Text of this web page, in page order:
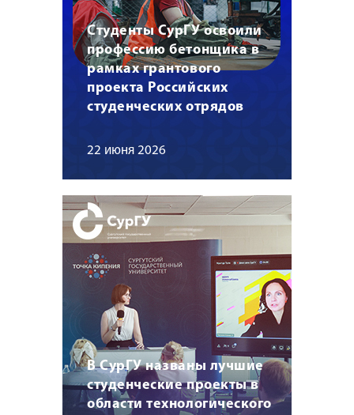
Студенты СурГУ освоили
профессию бетонщика в
рамках грантового
проекта Российских
студенческих отрядов
22 июня 2026
В СурГУ названы лучшие
студенческие проекты в
области технологического